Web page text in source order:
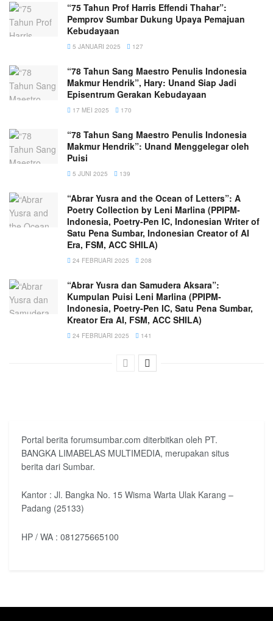
“75 Tahun Prof Harris Effendi Thahar”:
Pemprov Sumbar Dukung Upaya Pemajuan
Kebudayaan
5 JANUARI 2025 127
“78 Tahun Sang Maestro Penulis Indonesia
Makmur Hendrik”, Hary: Unand Siap Jadi
Episentrum Gerakan Kebudayaan
17 MEI 2025 170
“78 Tahun Sang Maestro Penulis Indonesia
Makmur Hendrik”: Unand Menggelegar oleh
Puisi
5 JUNI 2025 139
“Abrar Yusra and the Ocean of Letters”: A
Poetry Collection by Leni Marlina (PPIPM-
Indonesia, Poetry-Pen IC, Indonesian Writer of
Satu Pena Sumbar, Indonesian Creator of AI
Era, FSM, ACC SHILA)
24 FEBRUARI 2025 208
“Abrar Yusra dan Samudera Aksara”:
Kumpulan Puisi Leni Marlina (PPIPM-
Indonesia, Poetry-Pen IC, Satu Pena Sumbar,
Kreator Era AI, FSM, ACC SHILA)
24 FEBRUARI 2025 141
Portal berita forumsumbar.com diterbitkan oleh PT.
BANGKA LIMABELAS MULTIMEDIA, merupakan situs
berita dari Sumbar.
Kantor : Jl. Bangka No. 15 Wisma Warta Ulak Karang –
Padang (25133)
HP / WA : 081275665100